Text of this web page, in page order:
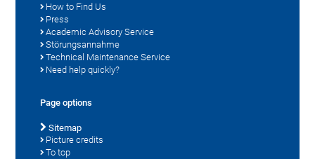
How to Find Us
Press
Academic Advisory Service
Störungsannahme
Technical Maintenance Service
Need help quickly?
Page options
Sitemap
Picture credits
To top